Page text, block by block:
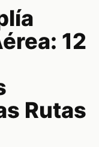
12
Rutas